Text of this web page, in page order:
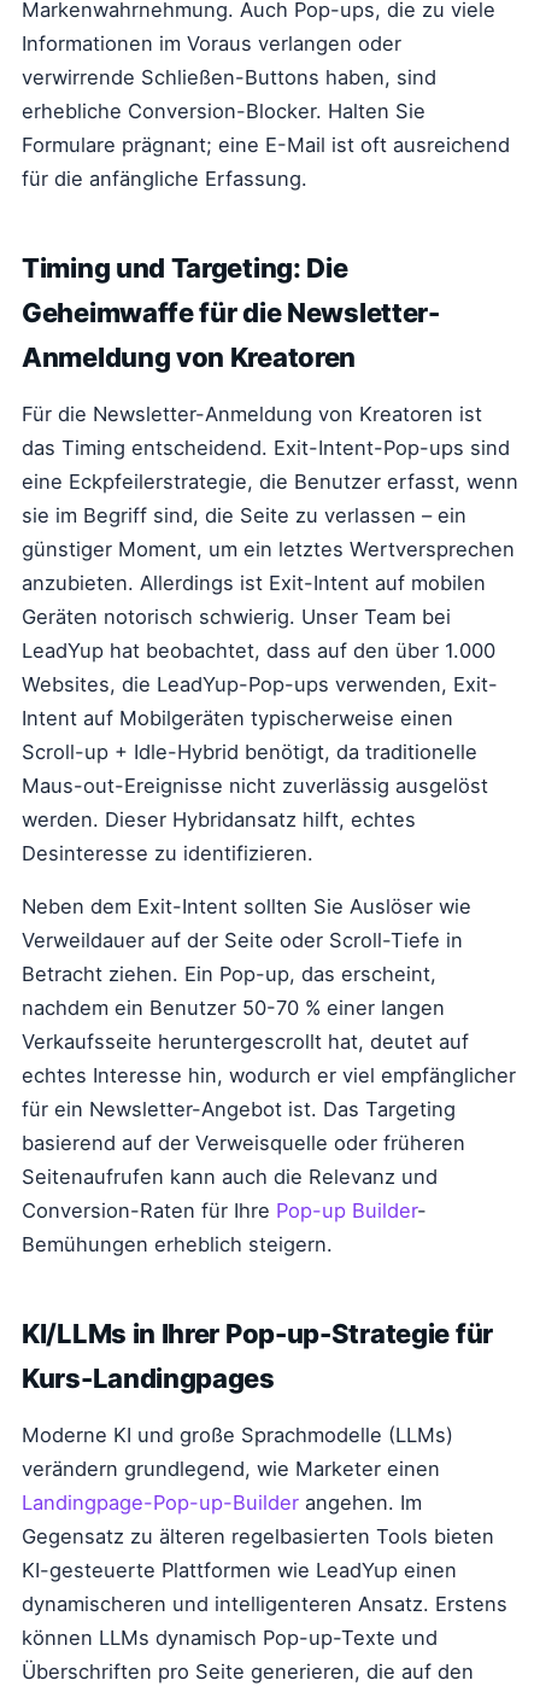
Markenwahrnehmung. Auch Pop-ups, die zu viele
Informationen im Voraus verlangen oder
verwirrende Schließen-Buttons haben, sind
erhebliche Conversion-Blocker. Halten Sie
Formulare prägnant; eine E-Mail ist oft ausreichend
für die anfängliche Erfassung.
Timing und Targeting: Die
Geheimwaffe für die Newsletter-
Anmeldung von Kreatoren
Für die Newsletter-Anmeldung von Kreatoren ist
das Timing entscheidend. Exit-Intent-Pop-ups sind
eine Eckpfeilerstrategie, die Benutzer erfasst, wenn
sie im Begriff sind, die Seite zu verlassen – ein
günstiger Moment, um ein letztes Wertversprechen
anzubieten. Allerdings ist Exit-Intent auf mobilen
Geräten notorisch schwierig. Unser Team bei
LeadYup hat beobachtet, dass auf den über 1.000
Websites, die LeadYup-Pop-ups verwenden, Exit-
Intent auf Mobilgeräten typischerweise einen
Scroll-up + Idle-Hybrid benötigt, da traditionelle
Maus-out-Ereignisse nicht zuverlässig ausgelöst
werden. Dieser Hybridansatz hilft, echtes
Desinteresse zu identifizieren.
Neben dem Exit-Intent sollten Sie Auslöser wie
Verweildauer auf der Seite oder Scroll-Tiefe in
Betracht ziehen. Ein Pop-up, das erscheint,
nachdem ein Benutzer 50-70 % einer langen
Verkaufsseite heruntergescrollt hat, deutet auf
echtes Interesse hin, wodurch er viel empfänglicher
für ein Newsletter-Angebot ist. Das Targeting
basierend auf der Verweisquelle oder früheren
Seitenaufrufen kann auch die Relevanz und
Conversion-Raten für Ihre Pop-up Builder-
Bemühungen erheblich steigern.
KI/LLMs in Ihrer Pop-up-Strategie für
Kurs-Landingpages
Moderne KI und große Sprachmodelle (LLMs)
verändern grundlegend, wie Marketer einen
Landingpage-Pop-up-Builder angehen. Im
Gegensatz zu älteren regelbasierten Tools bieten
KI-gesteuerte Plattformen wie LeadYup einen
dynamischeren und intelligenteren Ansatz. Erstens
können LLMs dynamisch Pop-up-Texte und
Überschriften pro Seite generieren, die auf den